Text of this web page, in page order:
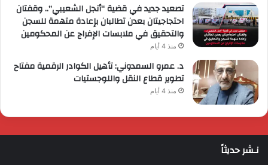
تصعيد جديد في قضية “أنجل الشعيبي”.. وقفتان
احتجاجيتان بعدن تطالبان بإعادة متهمة للسجن
والتحقيق في ملابسات الإفراج عن المحكومين
منذ 4 أيام
د. عمرو السمدوني: تأهيل الكوادر الرقمية مفتاح
تطوير قطاع النقل واللوجستيات
منذ 4 أيام
نـشر حديثاً